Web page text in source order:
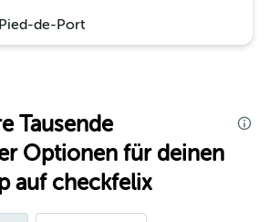
de-Port
Tausende
Optionen für deinen
auf checkfelix